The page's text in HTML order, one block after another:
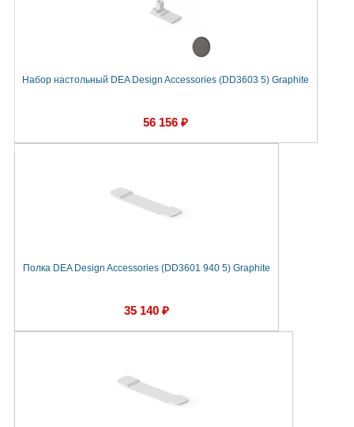
Набор настольный DEA Design Accessories (DD3603 5) Graphite
56 156 ₽
Полка DEA Design Accessories (DD3601 940 5) Graphite
35 140 ₽